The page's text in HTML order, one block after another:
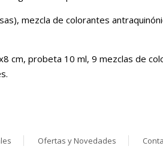
mezcla de colorantes
cm, probeta 10 ml, 9 mezclas de
Ofertas y Novedades